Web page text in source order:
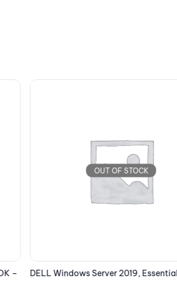
–
OUT OF STOCK
DELL Windows Server 2019,